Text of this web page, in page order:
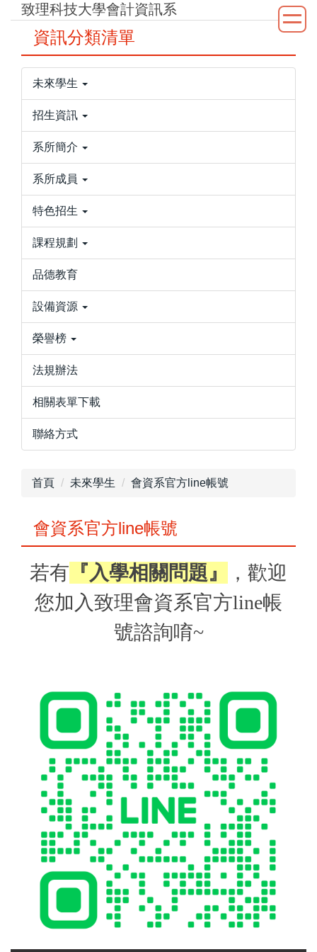
致理科技大學會計資訊系
資訊分類清單
未來學生
招生資訊
系所簡介
系所成員
特色招生
課程規劃
品德教育
設備資源
榮譽榜
法規辦法
相關表單下載
聯絡方式
首頁 未來學生 會資系官方line帳號
會資系官方line帳號
若有 『入學相關問題』
，歡迎
您加入致理會資系官方line帳
號諮詢唷~